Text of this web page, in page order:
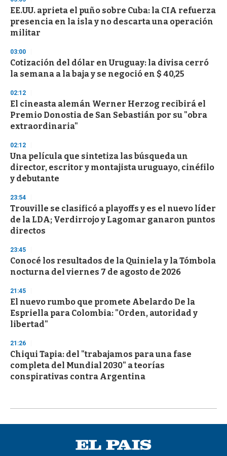
d
s
o
f
3
s
e
c
o
d
s
EE.UU. aprieta el puño sobre Cuba: la CIA refuerza
presencia en la isla y no descarta una operación
militar
03:00
Cotización del dólar en Uruguay: la divisa cerró
la semana a la baja y se negoció en $ 40,25
02:12
El cineasta alemán Werner Herzog recibirá el
Premio Donostia de San Sebastián por su "obra
extraordinaria"
02:12
Una película que sintetiza las búsqueda un
director, escritor y montajista uruguayo, cinéfilo
y debutante
23:54
Trouville se clasificó a playoffs y es el nuevo líder
de la LDA; Verdirrojo y Lagomar ganaron puntos
directos
23:45
Conocé los resultados de la Quiniela y la Tómbola
nocturna del viernes 7 de agosto de 2026
21:45
El nuevo rumbo que promete Abelardo De la
Espriella para Colombia: "Orden, autoridad y
libertad"
21:26
Chiqui Tapia: del "trabajamos para una fase
completa del Mundial 2030" a teorías
conspirativas contra Argentina